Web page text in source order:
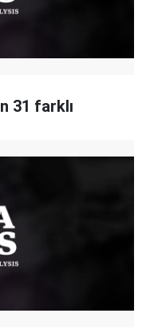
31 farklı